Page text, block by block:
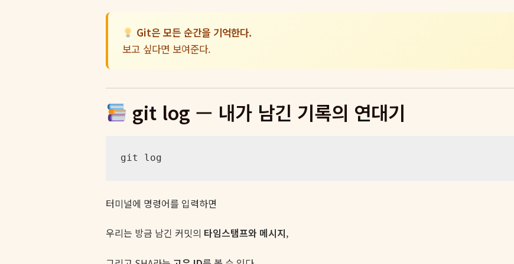
Git은 모든 순간을 기억한다.
보고 싶다면 보여준다.
git log — 내가 남긴 기록의 연대기
git log
터미널에 명령어를 입력하면
우리는 방금 남긴 커밋의 타임스탬프와 메시지,